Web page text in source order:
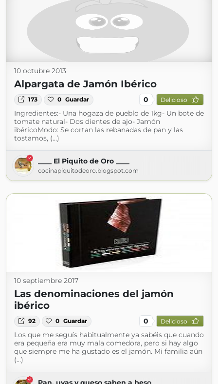
10 octubre 2013
Alpargata de Jamón Ibérico
173 0 Guardar 0 Delicioso
Ingredientes:- Una hogaza de pueblo de 1kg- Un bote de
tomate natural- Dos dientes de ajo- Jamón
ibéricoModo: Se cortan las rebanadas de pan y las
tostamos, (...)
____ El Piquito de Oro ____
cocinapiquitodeoro.blogspot.com
10 septiembre 2017
Las denominaciones del jamón
ibérico
92 0 Guardar 0 Delicioso
Los que me seguís habitualmente ya sabéis que cuando
era pequeña era muy mala comedora, pero si hay algo
que siempre me ha gustado es el jamón. Mi familia aún
(...)